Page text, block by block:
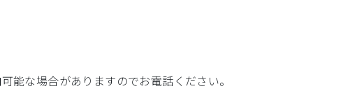
能な場合がありますのでお電話ください。